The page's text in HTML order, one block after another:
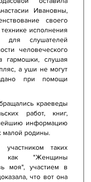
Ивановны,
своего
исполнения
для слушателей
человеческого
гармошки, слушая
а уши не могут
при помощи
краеведы
работ, книг,
информацию
малой родины.
таких
как "Женщины
моя", участием в
что вот она